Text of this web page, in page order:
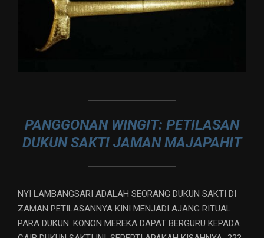
PANGGONAN WINGIT: PETILASAN
DUKUN SAKTI JAMAN MAJAPAHIT
NYI LAMBANGSARI ADALAH SEORANG DUKUN SAKTI DI
ZAMAN PETILASANNYA KINI MENJADI AJANG RITUAL
PARA DUKUN. KONON MEREKA DAPAT BERGURU KEPADA